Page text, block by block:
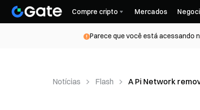
Compre cripto Mercados
Parece que você está acessando
Notícias Flash A Pi Network